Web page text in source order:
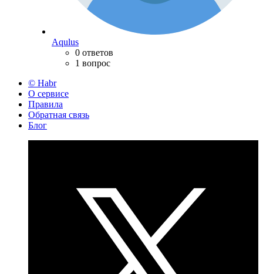
Aqulus
0 ответов
1 вопрос
© Habr
О сервисе
Правила
Обратная связь
Блог